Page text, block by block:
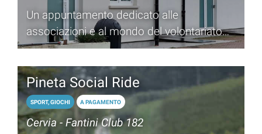
Un appuntamento dedicato alle
associazioni e al mondo del volontariato
che anima la città di Cervia
Pineta Social Ride
SPORT, GIOCHI A PAGAMENTO
Cervia - Fantini Club 182